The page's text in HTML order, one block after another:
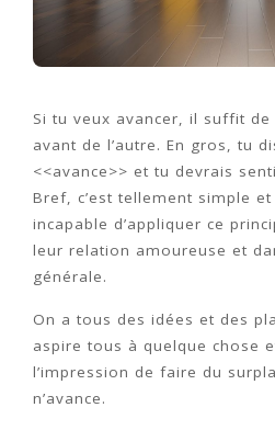
Si tu veux avancer, il suffit
avant de l’autre. En gros, tu
<<avance>> et tu devrais
Bref, c’est tellement simple
incapable d’appliquer ce
leur relation amoureuse et
générale.
On a tous des idées et des
aspire tous à quelque chose
l’impression de faire du
n’avance.